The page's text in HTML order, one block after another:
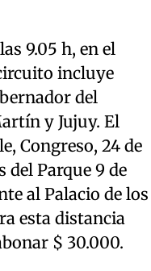
9.05 h, en el
incluye
del
y Jujuy. El
Congreso, 24 de
del Parque 9 de
al Palacio de los
esta distancia
$ 30.000.